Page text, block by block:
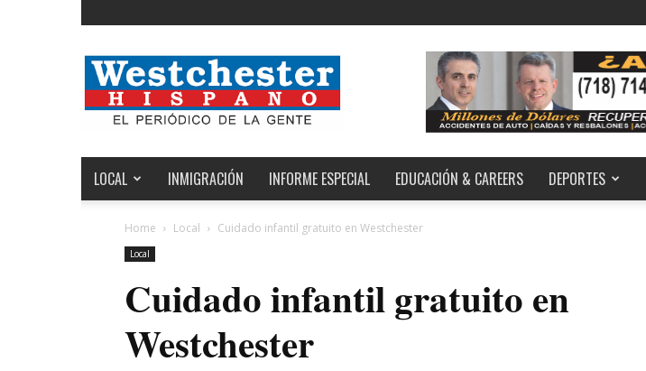
Noticias
de
Westchester,
Estados
y
el
Mundo
LOCAL INMIGRACIÓN INFORME ESPECIAL EDUCACIÓN & CAREERS DEPORTES
Home Local Cuidado infantil gratuito en Westchester
Local
Cuidado infantil gratuito en
Westchester